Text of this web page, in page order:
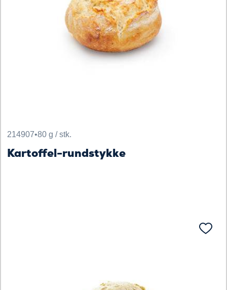
214907•80 g / stk.
Kartoffel-rundstykke